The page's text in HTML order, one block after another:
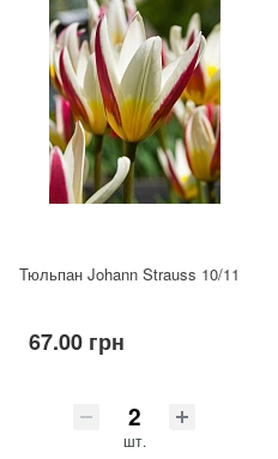
Тюльпан Johann Strauss 10/11
67.00 грн
шт.